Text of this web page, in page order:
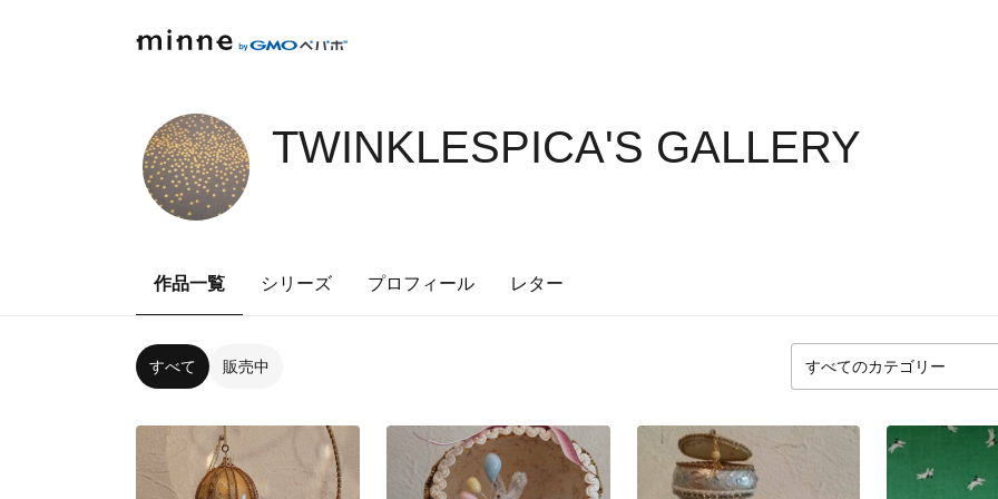
TWINKLESPICA'S GALLERY
作品一覧 シリーズ プロフィール レター
すべて 販売中